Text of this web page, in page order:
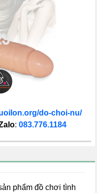
do-choi-nu/
: 083.776.1184
phẩm đồ chơi tình